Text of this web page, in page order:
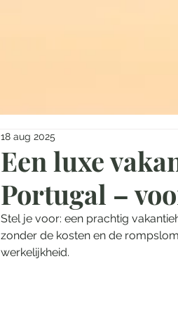
Een luxe
Portugal –
18 aug 2025
Stel je voor: een prachtig
zonder de kosten en de
werkelijkheid.